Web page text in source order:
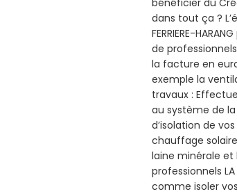
dans tout ça ?
FERRIERE-
de
la facture en
exemple la
travaux :
au système de
d’isolation de
chauffage
laine minérale et
professionnels
comme isoler